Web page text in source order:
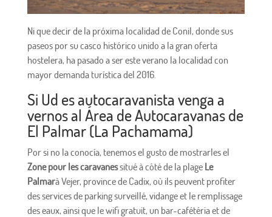
Ni que decir de la próxima localidad de Conil, donde sus
paseos por su casco histórico unido a la gran oferta
hostelera, ha pasado a ser este verano la localidad con
mayor demanda turística del 2016.
Si Ud es autocaravanista venga a
vernos al Área de Autocaravanas de
El Palmar (La Pachamama)
Por si no la conocía, tenemos el gusto de mostrarles el
Zone pour les caravanessitué à côté de la plage Le
Palmarà Vejer, province de Cadix, où ils peuvent profiter
des services de parking surveillé, vidange et le remplissage
des eaux, ainsi que le wifi gratuit, un bar-cafétéria et de